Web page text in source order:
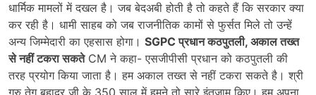
धार्मिक मामलों में दखल है। जब बेदअबी होती है तो कहते हैं कि सरकार क्या
कर रही है। धामी साहब को जब राजनीतिक कामों से फुर्सत मिले तो उन्हें
अन्य जिम्मेदारी का एहसास होगा। SGPC प्रधान कठपुतली, अकाल तख्त
से नहीं टकरा सकतेCM ने कहा- एसजीपीसी प्रधान को कठपुतली की
तरह प्रयोग किया जाता है। हम अकाल तख्त से नहीं टकरा सकते है। श्री